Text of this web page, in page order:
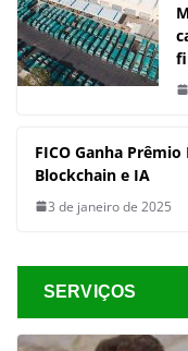
FICO Ganha
Blockchain e IA
3 de janeiro de 2025
SERVIÇOS